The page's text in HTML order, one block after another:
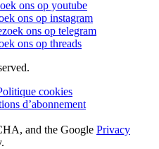
ons op youtube
ons op instagram
ons op telegram
ons op threads
cookies
d’abonnement
and the Google Privacy